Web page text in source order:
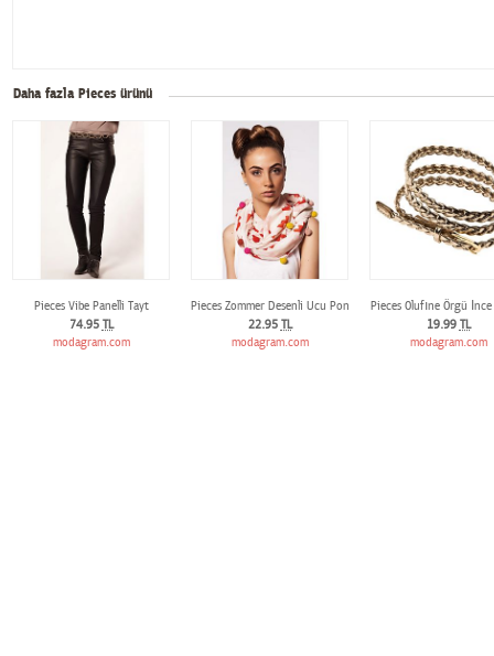
Daha fazla Pieces ürünü
Pieces Vibe Panelli Tayt
74.95 TL
modagram.com
Pieces Zommer Desenli Ucu Ponponlu Şal
22.95 TL
modagram.com
Pieces Olufıne Örgü
19.99 TL
modagram.com